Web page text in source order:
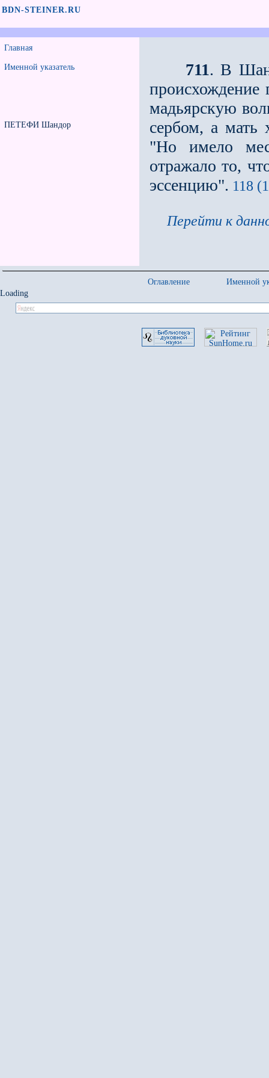
BDN-STEINER.RU
Главная
Именной указатель
ПЕТЕФИ Шандор
711. В
происхождение
мадьярскую
сербом, а мать
"Но имело
отражало то,
эссенцию". 118
Перейти к
Оглавление
Именной
Loading